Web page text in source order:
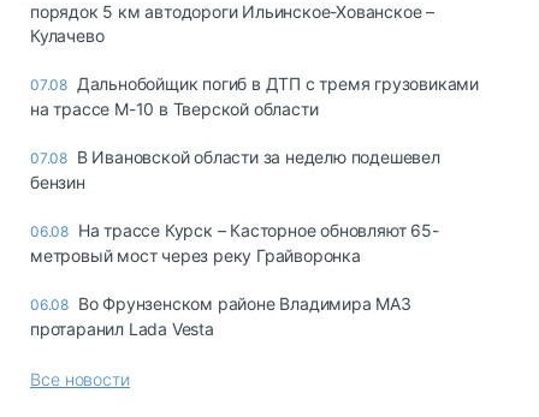
порядок 5 км автодороги Ильинское-Хованское –
Кулачево
07.08 Дальнобойщик погиб в ДТП с тремя грузовиками
на трассе М-10 в Тверской области
07.08 В Ивановской области за неделю подешевел
бензин
06.08 На трассе Курск – Касторное обновляют 65-
метровый мост через реку Грайворонка
06.08 Во Фрунзенском районе Владимира МАЗ
протаранил Lada Vesta
Все новости